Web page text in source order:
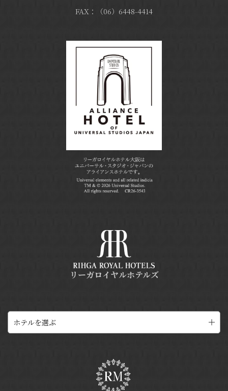
FAX：（06）6448-4414
リーガロイヤルホテルズ
ホテルを選ぶ